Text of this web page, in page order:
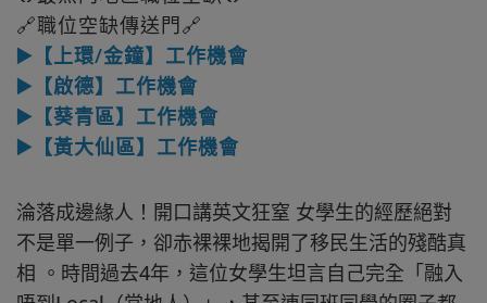
🔗職位空缺傳送門🔗
▶️【上環/金鐘】工作機會
▶️【啟德】工作機會
▶️【葵青區】工作機會
▶️【黃大仙區】工作機會
淪落成邊緣人！開口講英文狂窒 女學生的經歷絕對
不是單一例子，卻赤裸裸地揭開了移民生活的殘酷真
相 。時間過去4年，這位女學生坦言自己完全「融入